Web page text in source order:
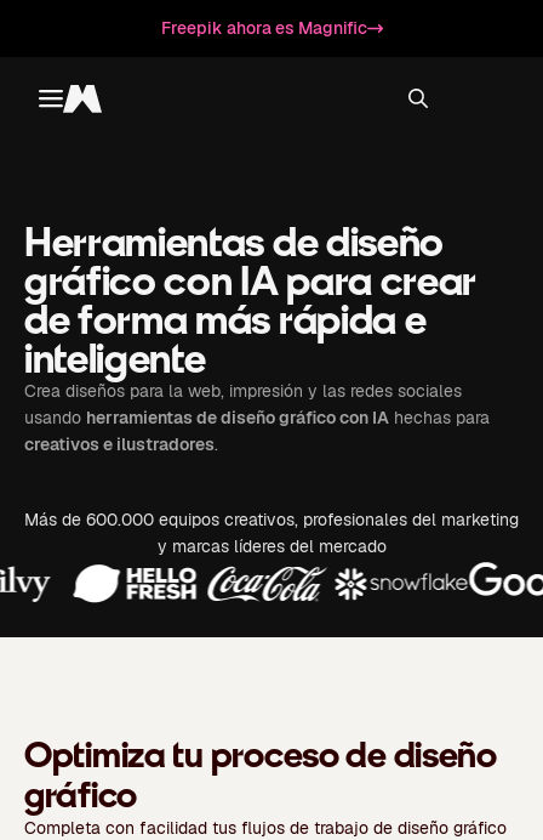
Freepik ahora es Magnific
Toggle menu
Magnific
Herramientas de diseño
gráfico con IA para crear
de forma más rápida e
inteligente
Crea diseños para la web, impresión y las redes sociales
usando herramientas de diseño gráfico con IA hechas para
creativos e ilustradores.
Más de 600.000 equipos creativos, profesionales del marketing
y marcas líderes del mercado
Optimiza tu proceso de diseño
gráfico
Completa con facilidad tus flujos de trabajo de diseño gráfico